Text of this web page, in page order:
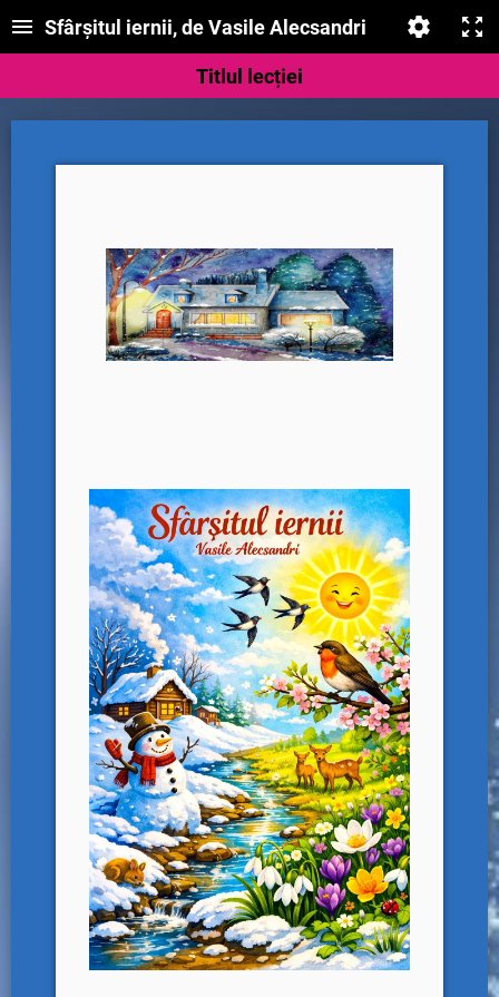
Sfârșitul iernii, de Vasile Alecsandri
Titlul lecției